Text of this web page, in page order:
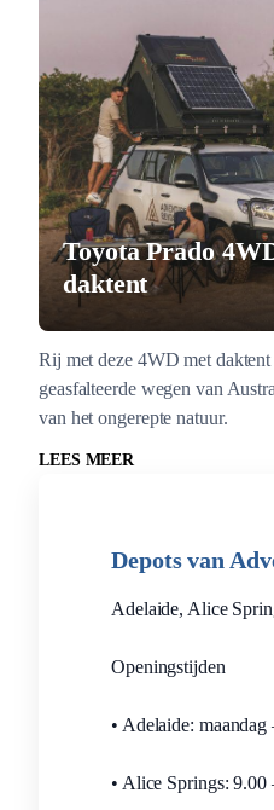
Toyota Prado
daktent
Rij met deze 4WD met
geasfalteerde wegen van
van het ongerepte natuur.
LEES MEER
Depots van
Adelaide, Alice
Openingstijden
• Adelaide:
• Alice Springs: 9.00